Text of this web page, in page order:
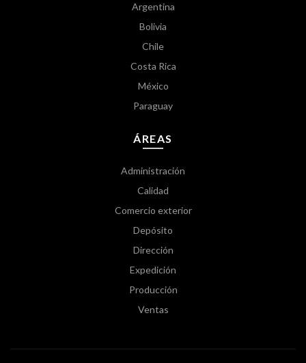
Argentina
Bolivia
Chile
Costa Rica
México
Paraguay
ÁREAS
Administración
Calidad
Comercio exterior
Depósito
Dirección
Expedición
Producción
Ventas